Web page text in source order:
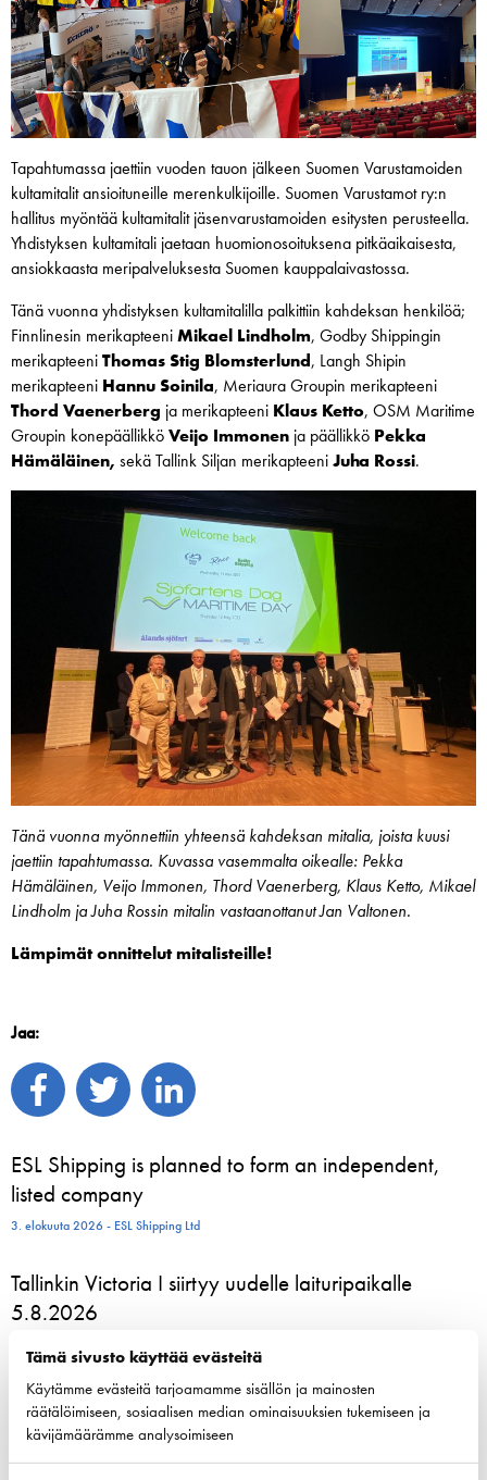
Tämä sivusto käyttää evästeitä
Käytämme evästeitä tarjoamamme sisällön ja mainosten
räätälöimiseen, sosiaalisen median ominaisuuksien tukemiseen ja
kävijämäärämme analysoimiseen
Tapahtumassa jaettiin vuoden tauon jälkeen Suomen Varustamoiden
kultamitalit ansioituneille merenkulkijoille. Suomen Varustamot ry:n
hallitus myöntää kultamitalit jäsenvarustamoiden esitysten perusteella.
Yhdistyksen kultamitali jaetaan huomionosoituksena pitkäaikaisesta,
ansiokkaasta meripalveluksesta Suomen kauppalaivastossa.
Tänä vuonna yhdistyksen kultamitalilla palkittiin kahdeksan henkilöä;
Finnlinesin merikapteeniMikael Lindholm, Godby Shippingin
merikapteeniThomas Stig Blomsterlund, Langh Shipin
merikapteeni Hannu Soinila, Meriaura Groupin merikapteeni
Thord Vaenerberg ja merikapteeni Klaus Ketto, OSM Maritime
Groupin konepäällikköVeijo Immonen ja päällikkö Pekka
Hämäläinen, sekä Tallink Siljan merikapteeniJuha Rossi.
Tänä vuonna myönnettiin yhteensä kahdeksan mitalia, joista kuusi
jaettiin tapahtumassa. Kuvassa vasemmalta oikealle: Pekka
Hämäläinen, Veijo Immonen, Thord Vaenerberg, Klaus Ketto, Mikael
Lindholm ja Juha Rossin mitalin vastaanottanut Jan Valtonen.
Lämpimät onnittelut mitalisteille!
Jaa:
ESL Shipping is planned to form an independent,
listed company
3. elokuuta 2026 - ESL Shipping Ltd
Tallinkin Victoria I siirtyy uudelle laituripaikalle
5.8.2026
Pohjoismaiset varustamoedustajat kokoontuvat
Helsinkiin vahvistamaan meriliikenteen resilienssiä
24. kesäkuuta 2026 - Suomen Varustamot Ry